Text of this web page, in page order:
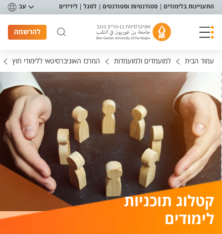
תפריט נגישות
התעניינות בלימודים סטודנטיות וסטודנטים לסגל לידידים עב
להרשמה
עמוד הבית למועמדים ולמועמדות המרכז האוניברסיטאי ללימודי חוץ
קטלוג תוכניות
לימודים